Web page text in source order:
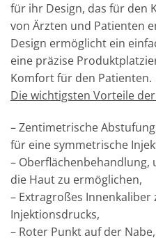
für ihr Design, das für den
von Ärzten und Patienten
Design ermöglicht ein
eine präzise
Komfort für den Patienten.
Die wichtigsten Vorteile
– Zentimetrische
für eine symmetrische
– Oberflächenbehandlung,
die Haut zu ermöglichen,
– Extragroßes Innenkaliber
Injektionsdrucks,
– Roter Punkt auf der